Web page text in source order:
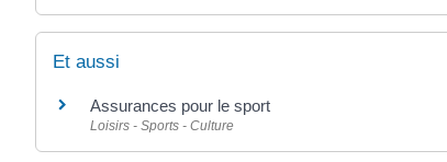
Et aussi
Assurances pour le sport
Loisirs - Sports - Culture